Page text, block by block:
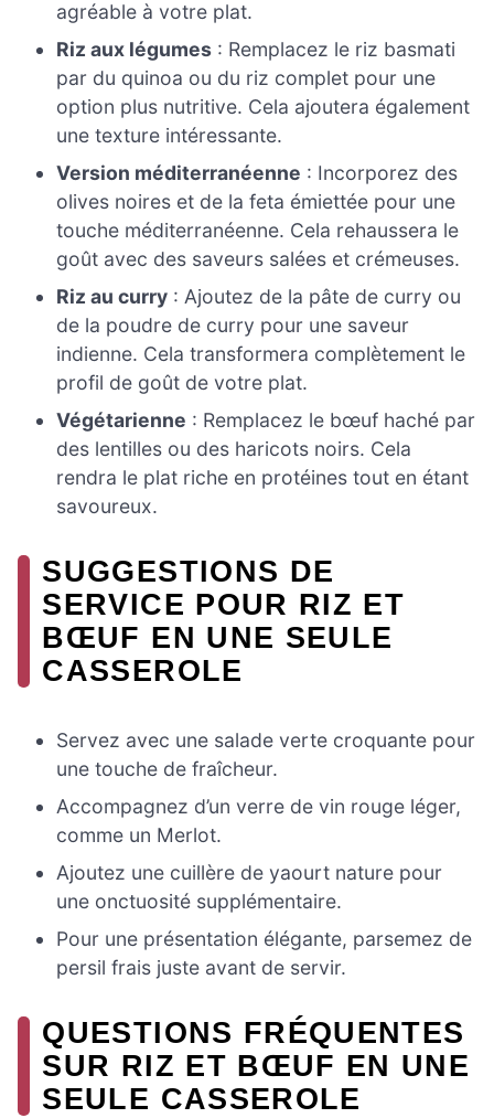
agréable à votre plat.
Riz aux légumes : Remplacez le riz basmati
par du quinoa ou du riz complet pour une
option plus nutritive. Cela ajoutera également
une texture intéressante.
Version méditerranéenne : Incorporez des
olives noires et de la feta émiettée pour une
touche méditerranéenne. Cela rehaussera le
goût avec des saveurs salées et crémeuses.
Riz au curry : Ajoutez de la pâte de curry ou
de la poudre de curry pour une saveur
indienne. Cela transformera complètement le
profil de goût de votre plat.
Végétarienne : Remplacez le bœuf haché par
des lentilles ou des haricots noirs. Cela
rendra le plat riche en protéines tout en étant
savoureux.
SUGGESTIONS DE
SERVICE POUR RIZ ET
BŒUF EN UNE SEULE
CASSEROLE
Servez avec une salade verte croquante pour
une touche de fraîcheur.
Accompagnez d’un verre de vin rouge léger,
comme un Merlot.
Ajoutez une cuillère de yaourt nature pour
une onctuosité supplémentaire.
Pour une présentation élégante, parsemez de
persil frais juste avant de servir.
QUESTIONS FRÉQUENTES
SUR RIZ ET BŒUF EN UNE
SEULE CASSEROLE